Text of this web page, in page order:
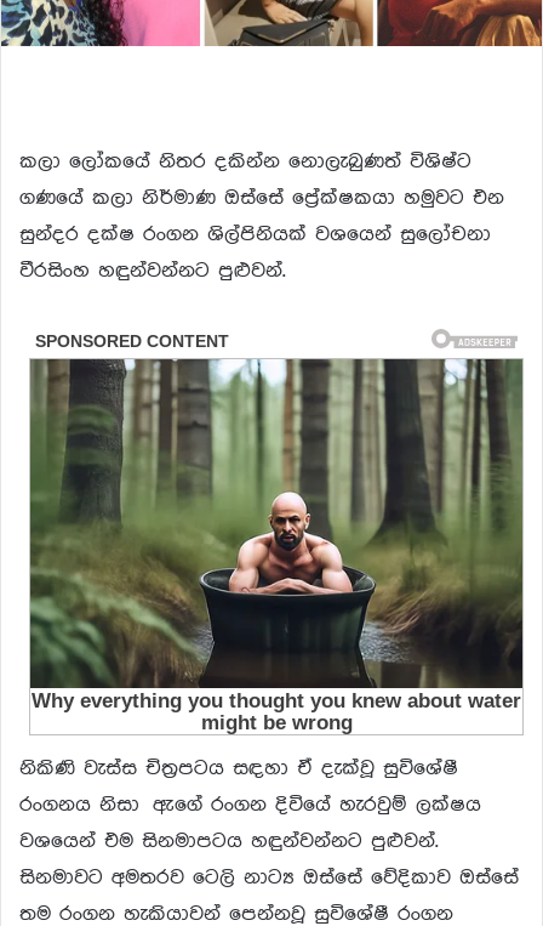
කලා ලෝකයේ නිතර දකින්න නොලැබුණත් විශිෂ්ට
ගණයේ කලා නිර්මාණ ඔස්සේ ප්‍රේක්ෂකයා හමුවට එන
සුන්දර දක්ෂ රංගන ශිල්පිනියක් වශයෙන් සුලෝචනා
වීරසිංහ හඳුන්වන්නට පුළුවන්.
නිකිණි වැස්ස චිත්‍රපටය සඳහා ඒ දැක්වූ සුවිශේෂී
රංගනය නිසා ඇගේ රංගන දිවියේ හැරවුම් ලක්ෂය
වශයෙන් එම සිනමාපටය හඳුන්වන්නට පුළුවන්.
සිනමාවට අමතරව ටෙලි නාට්‍ය ඔස්සේ වේදිකාව ඔස්සේ
තම රංගන හැකියාවන් පෙන්නවූ සුවිශේෂී රංගන